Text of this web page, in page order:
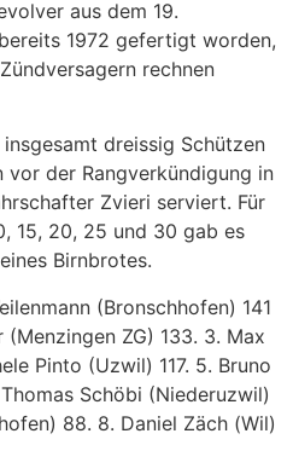
aus dem 19.
1972 gefertigt worden,
rechnen
dreissig Schützen
vor der Rangverkündigung in
Zvieri serviert. Für
15, 20, 25 und 30 gab es
Birnbrotes.
(Bronschhofen) 141
ZG) 133. 3. Max
Pinto (Uzwil) 117. 5. Bruno
Schöbi (Niederuzwil)
88. 8. Daniel Zäch (Wil)